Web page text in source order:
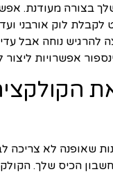
בצורה מעודנת.
לקבלת לוק אורבני
נוחה אבל
אפשרויות ליצור
שאופנה לא צריכה
הכיס שלך.